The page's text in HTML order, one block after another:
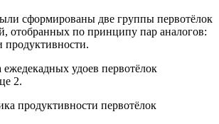
сформированы две группы первотёлок
отобранных по принципу пар аналогов:
продуктивности.
ежедекадных удоев первотёлок
2.
продуктивности первотёлок